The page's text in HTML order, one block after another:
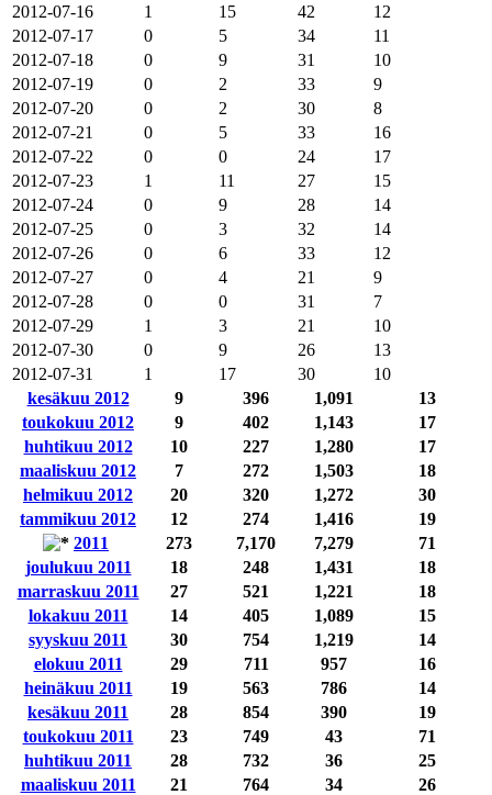
2012-07-16
1 15 42
12
2012-07-17
0 5 34
11
2012-07-18
0 9 31
10
2012-07-19
0 2 33
9
2012-07-20
0 2 30
8
2012-07-21
0 5 33
16
2012-07-22
0 0 24
17
2012-07-23
1 11 27
15
2012-07-24
0 9 28
14
2012-07-25
0 3 32
14
2012-07-26
0 6 33
12
2012-07-27
0 4 21
9
2012-07-28
0 0 31
7
2012-07-29
1 3 21
10
2012-07-30
0 9 26
13
2012-07-31
1 17 30
10
kesäkuu 2012
9 396 1,091
13
toukokuu 2012
9 402 1,143
17
huhtikuu 2012
10 227 1,280
17
maaliskuu 2012
7 272 1,503
18
helmikuu 2012
20 320 1,272
30
tammikuu 2012
12 274 1,416
19
2011
273 7,170 7,279
71
joulukuu 2011
18 248 1,431
18
marraskuu 2011
27 521 1,221
18
lokakuu 2011
14 405 1,089
15
syyskuu 2011
30 754 1,219
14
elokuu 2011
29 711 957
16
heinäkuu 2011
19 563 786
14
kesäkuu 2011
28 854 390
19
toukokuu 2011
23 749 43
71
huhtikuu 2011
28 732 36
25
maaliskuu 2011
21 764 34
26